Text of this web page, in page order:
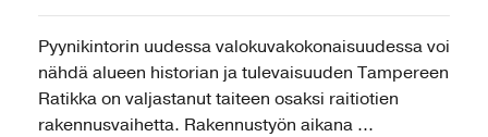
Pyynikintorin uudessa valokuvakokonaisuudessa voi
nähdä alueen historian ja tulevaisuuden Tampereen
Ratikka on valjastanut taiteen osaksi raitiotien
rakennusvaihetta. Rakennustyön aikana ...